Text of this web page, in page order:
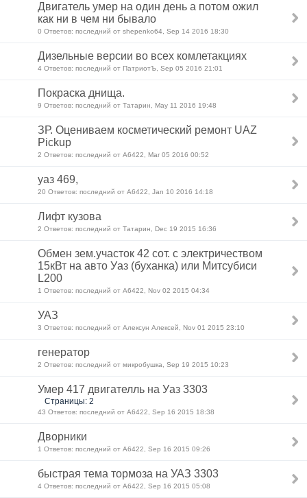
Двигатель умер на один день а потом ожил
как ни в чем ни бывало
0 Ответов: последний от shepenko64, Sep 14 2016 18:30
Дизельные версии во всех комлетакциях
4 Ответов: последний от ПатриотЪ, Sep 05 2016 21:01
Покраска днища.
9 Ответов: последний от Татарин, May 11 2016 19:48
ЗР. Оцениваем косметический ремонт UAZ
Pickup
2 Ответов: последний от А6422, Mar 05 2016 00:52
уаз 469,
20 Ответов: последний от А6422, Jan 10 2016 14:18
Лифт кузова
2 Ответов: последний от Татарин, Dec 19 2015 16:36
Обмен зем.участок 42 сот. с электричеством
15кВт на авто Уаз (буханка) или Митсубиси
L200
1 Ответов: последний от А6422, Nov 02 2015 04:34
УАЗ
3 Ответов: последний от Алексун Алексей, Nov 01 2015 23:10
генератор
2 Ответов: последний от микробушка, Sep 19 2015 10:23
Умер 417 двигателль на Уаз 3303
Страницы: 2
43 Ответов: последний от А6422, Sep 16 2015 18:38
Дворники
1 Ответов: последний от А6422, Sep 16 2015 09:26
быстрая тема тормоза на УАЗ 3303
4 Ответов: последний от А6422, Sep 16 2015 05:08